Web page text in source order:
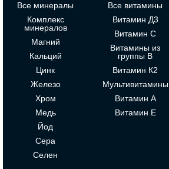
Все минералы
Комплекс
минералов
Магний
Кальций
Цинк
Железо
Хром
Медь
Йод
Сера
Селен
Все витамины
Витамин Д3
Витамин С
Витамины из
группы В
Витамин К2
Мультивитамины
Витамин А
Витамин Е